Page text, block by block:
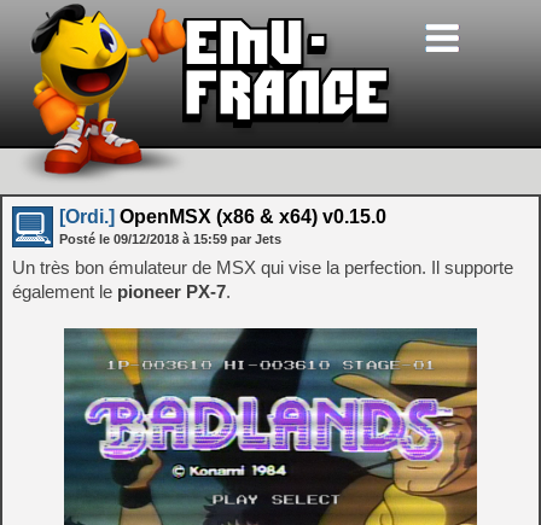
[Ordi.] OpenMSX (x86 & x64) v0.15.0
Posté le 09/12/2018 à 15:59 par Jets
Un très bon émulateur de MSX qui vise la perfection. Il supporte
également le pioneer PX-7.